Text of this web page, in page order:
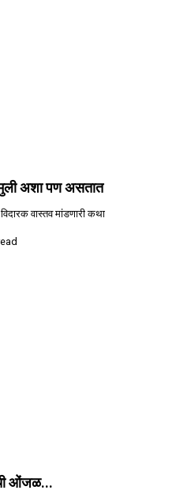
अशा पण असतात
वास्तव मांडणारी कथा
ओंजळ...